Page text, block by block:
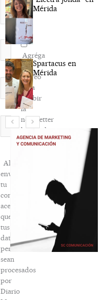
Nombre*
Correo
electrónico*
Web
Agréga
mi
correo
para
recibir
la
newsletter
habitual
Al
enviar
tu
comentario,
aceptas
que
tus
datos
personales
sean
procesados
por
Diario
Mérida
Spartacus en
Mérida